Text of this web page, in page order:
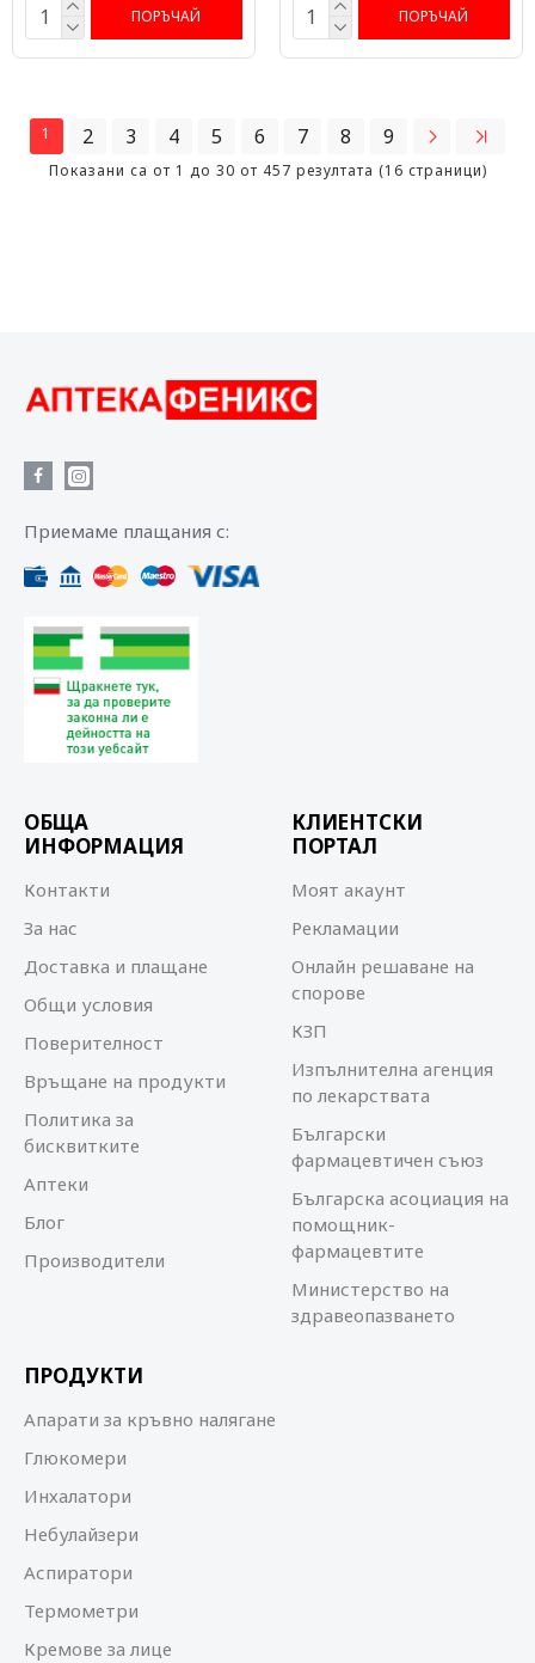
ПОРЪЧАЙ ПОРЪЧАЙ
1 2 3 4 5 6 7 8 9
Показани са от 1 до 30 от 457 резултата (16 страници)
Приемаме плащания с:
ОБЩА
ИНФОРМАЦИЯ
Контакти
За нас
Доставка и плащане
Общи условия
Поверителност
Връщане на продукти
Политика за
бисквитките
Аптеки
Блог
Производители
КЛИЕНТСКИ
ПОРТАЛ
Моят акаунт
Рекламации
Онлайн решаване на
спорове
КЗП
Изпълнителна агенция
по лекарствата
Български
фармацевтичен съюз
Българска асоциация на
помощник-
фармацевтите
Министерство на
здравеопазването
ПРОДУКТИ
Апарати за кръвно налягане
Глюкомери
Инхалатори
Небулайзери
Аспиратори
Термометри
Кремове за лице